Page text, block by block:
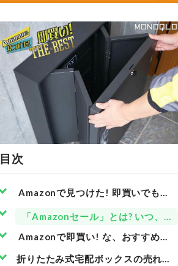
目次
Amazonで見つけた! 即買いでも損
「Amazonセール」とは? いつ、ど
Amazonで即買い! な、おすすめ「
折りたたみ式宅配ボックスの売れ筋